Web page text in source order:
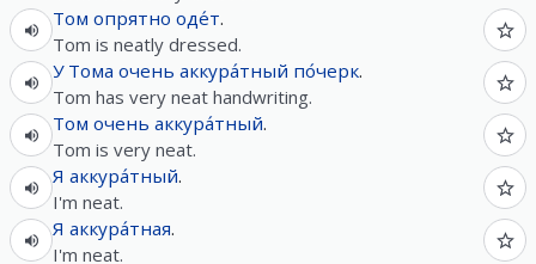
Том опрятно оде́т.
Tom is neatly dressed.
У Тома очень аккура́тный по́черк.
Tom has very neat handwriting.
Том очень аккура́тный.
Tom is very neat.
Я аккура́тный.
I'm neat.
Я аккура́тная.
I'm neat.